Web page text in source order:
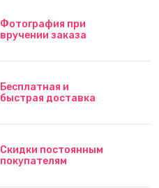
Фотография при
вручении заказа
Бесплатная и
быстрая доставка
Скидки постоянным
покупателям